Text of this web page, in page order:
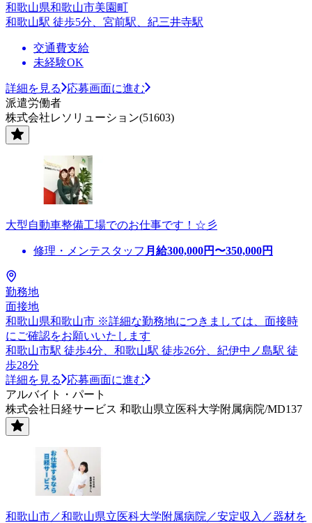
和歌山県和歌山市美園町
和歌山駅 徒歩5分、宮前駅、紀三井寺駅
交通費支給
未経験OK
詳細を見る
応募画面に進む
派遣労働者
株式会社レソリューション(51603)
大型自動車整備工場でのお仕事です！☆彡
修理・メンテスタッフ 月給300,000円〜350,000円
勤務地
面接地
和歌山県和歌山市 ※詳細な勤務地につきましては、面接時
にご確認をお願いいたします
和歌山市駅 徒歩4分、和歌山駅 徒歩26分、紀伊中ノ島駅 徒
歩28分
詳細を見る
応募画面に進む
アルバイト・パート
株式会社日経サービス 和歌山県立医科大学附属病院/MD137
和歌山市／和歌山県立医科大学附属病院／安定収入／器材を